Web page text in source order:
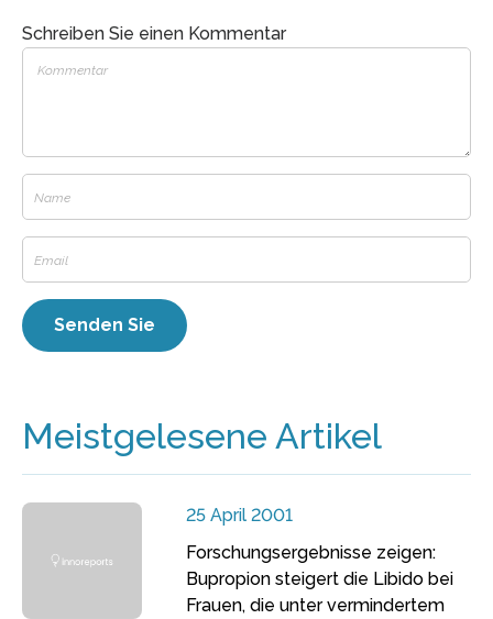
Schreiben Sie einen Kommentar
Meistgelesene Artikel
25 April 2001
Forschungsergebnisse zeigen:
Bupropion steigert die Libido bei
Frauen, die unter vermindertem